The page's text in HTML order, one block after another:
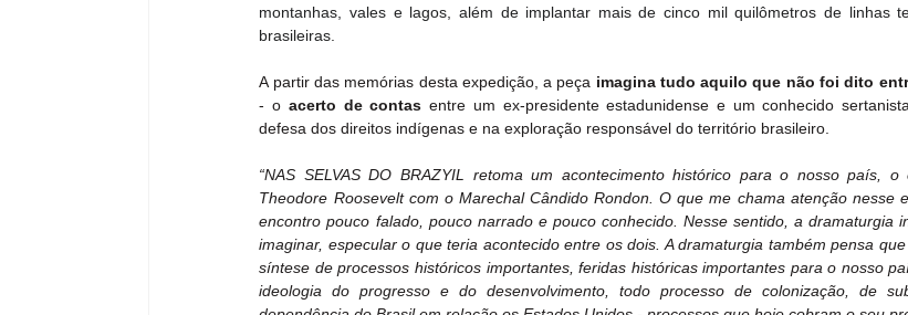
montanhas, vales e lagos, além de implantar mais de cinco mil quilômetros de linhas
brasileiras.
A partir das memórias desta expedição, a peça
- o acerto de contas entre um ex-presidente estadunidense e um conhecido
defesa dos direitos indígenas e na exploração responsável do território brasileiro.
“NAS SELVAS DO BRAZYIL retoma um acontecimento histórico para o nosso país, o
Theodore Roosevelt com o Marechal Cândido Rondon. O que me chama atenção nesse
encontro pouco falado, pouco narrado e pouco conhecido. Nesse sentido, a dramaturgia
imaginar, especular o que teria acontecido entre os dois. A dramaturgia também pensa
síntese de processos históricos importantes, feridas históricas importantes para o nosso
ideologia do progresso e do desenvolvimento, todo processo de colonização, de